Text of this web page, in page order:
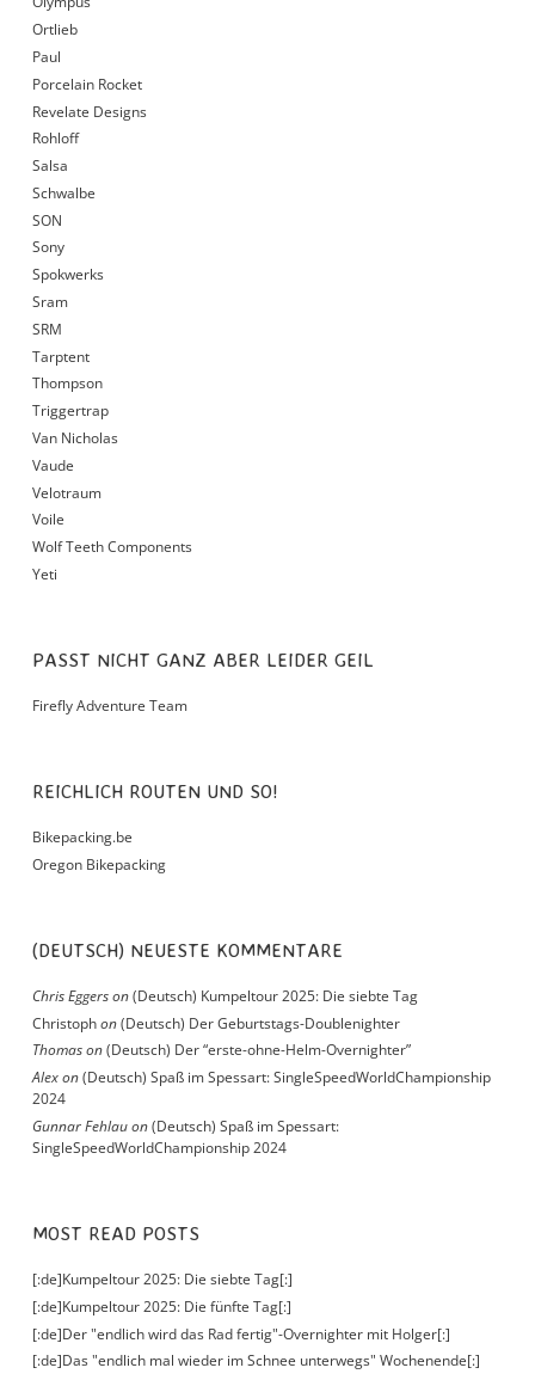
Ortlieb
Paul
Porcelain Rocket
Revelate Designs
Rohloff
Salsa
Schwalbe
SON
Sony
Spokwerks
Sram
SRM
Tarptent
Thompson
Triggertrap
Van Nicholas
Vaude
Velotraum
Voile
Wolf Teeth Components
Yeti
PASST NICHT GANZ ABER LEIDER GEIL
Firefly Adventure Team
REICHLICH ROUTEN UND SO!
Bikepacking.be
Oregon Bikepacking
(DEUTSCH) NEUESTE KOMMENTARE
Chris Eggerson(Deutsch) Kumpeltour 2025: Die siebte Tag
Christophon(Deutsch) Der Geburtstags-Doublenighter
Thomason(Deutsch) Der “erste-ohne-Helm-Overnighter”
Alexon(Deutsch) Spaß im Spessart: SingleSpeedWorldChampionship
2024
Gunnar Fehlauon(Deutsch) Spaß im Spessart:
SingleSpeedWorldChampionship 2024
MOST READ POSTS
[:de]Kumpeltour 2025: Die siebte Tag[:]
[:de]Kumpeltour 2025: Die fünfte Tag[:]
[:de]Der "endlich wird das Rad fertig"-Overnighter mit Holger[:]
[:de]Das "endlich mal wieder im Schnee unterwegs" Wochenende[:]